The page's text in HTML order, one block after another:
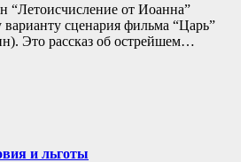
“Летоисчисление от Иоанна”
сценария фильма “Царь”
Это рассказ об острейшем…
и льготы